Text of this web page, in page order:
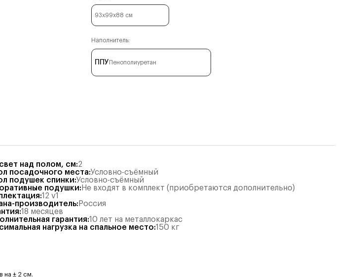
93x99x88 см
Наполнитель:
ППУ Пенополиуретан
над полом, см:2
посадочного места:Условно-съёмный
подушек спинки:Условно-съёмный
подушки: Не входят в комплект (приобретаются дополнительно)
:12 v1
производитель: Россия
:18 месяцев
гарантия:10 лет на металлокаркас
нагрузка на спальное место:150 кг
на ± 2 см.